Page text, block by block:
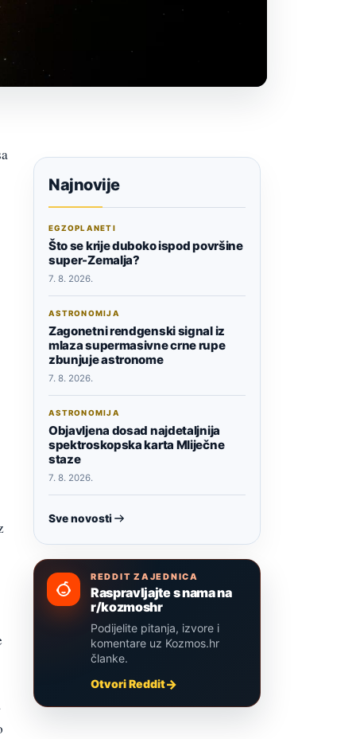
Najnovije
EGZOPLANETI
Što se krije duboko ispod površine
super-Zemalja?
7. 8. 2026.
ASTRONOMIJA
Zagonetni rendgenski signal iz
mlaza supermasivne crne rupe
zbunjuje astronome
7. 8. 2026.
ASTRONOMIJA
Objavljena dosad najdetaljnija
spektroskopska karta Mliječne
staze
7. 8. 2026.
Sve novosti
REDDIT ZAJEDNICA
Raspravljajte s nama na
r/kozmoshr
Podijelite pitanja, izvore i
komentare uz Kozmos.hr
članke.
Otvori Reddit